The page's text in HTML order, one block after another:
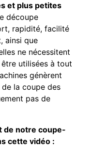
et plus petites
découpe
rapidité, facilité
ainsi que
ne nécessitent
utilisées à tout
génèrent
de la coupe des
pas de
de notre coupe-
cette vidéo :